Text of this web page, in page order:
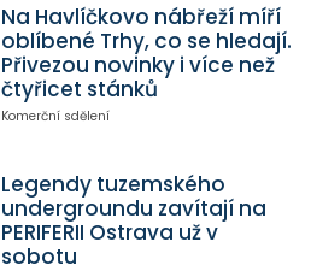
Na Havlíčkovo nábřeží míří
oblíbené Trhy, co se hledají.
Přivezou novinky i více než
čtyřicet stánků
Komerční sdělení
Legendy tuzemského
undergroundu zavítají na
PERIFERII Ostrava už v
sobotu